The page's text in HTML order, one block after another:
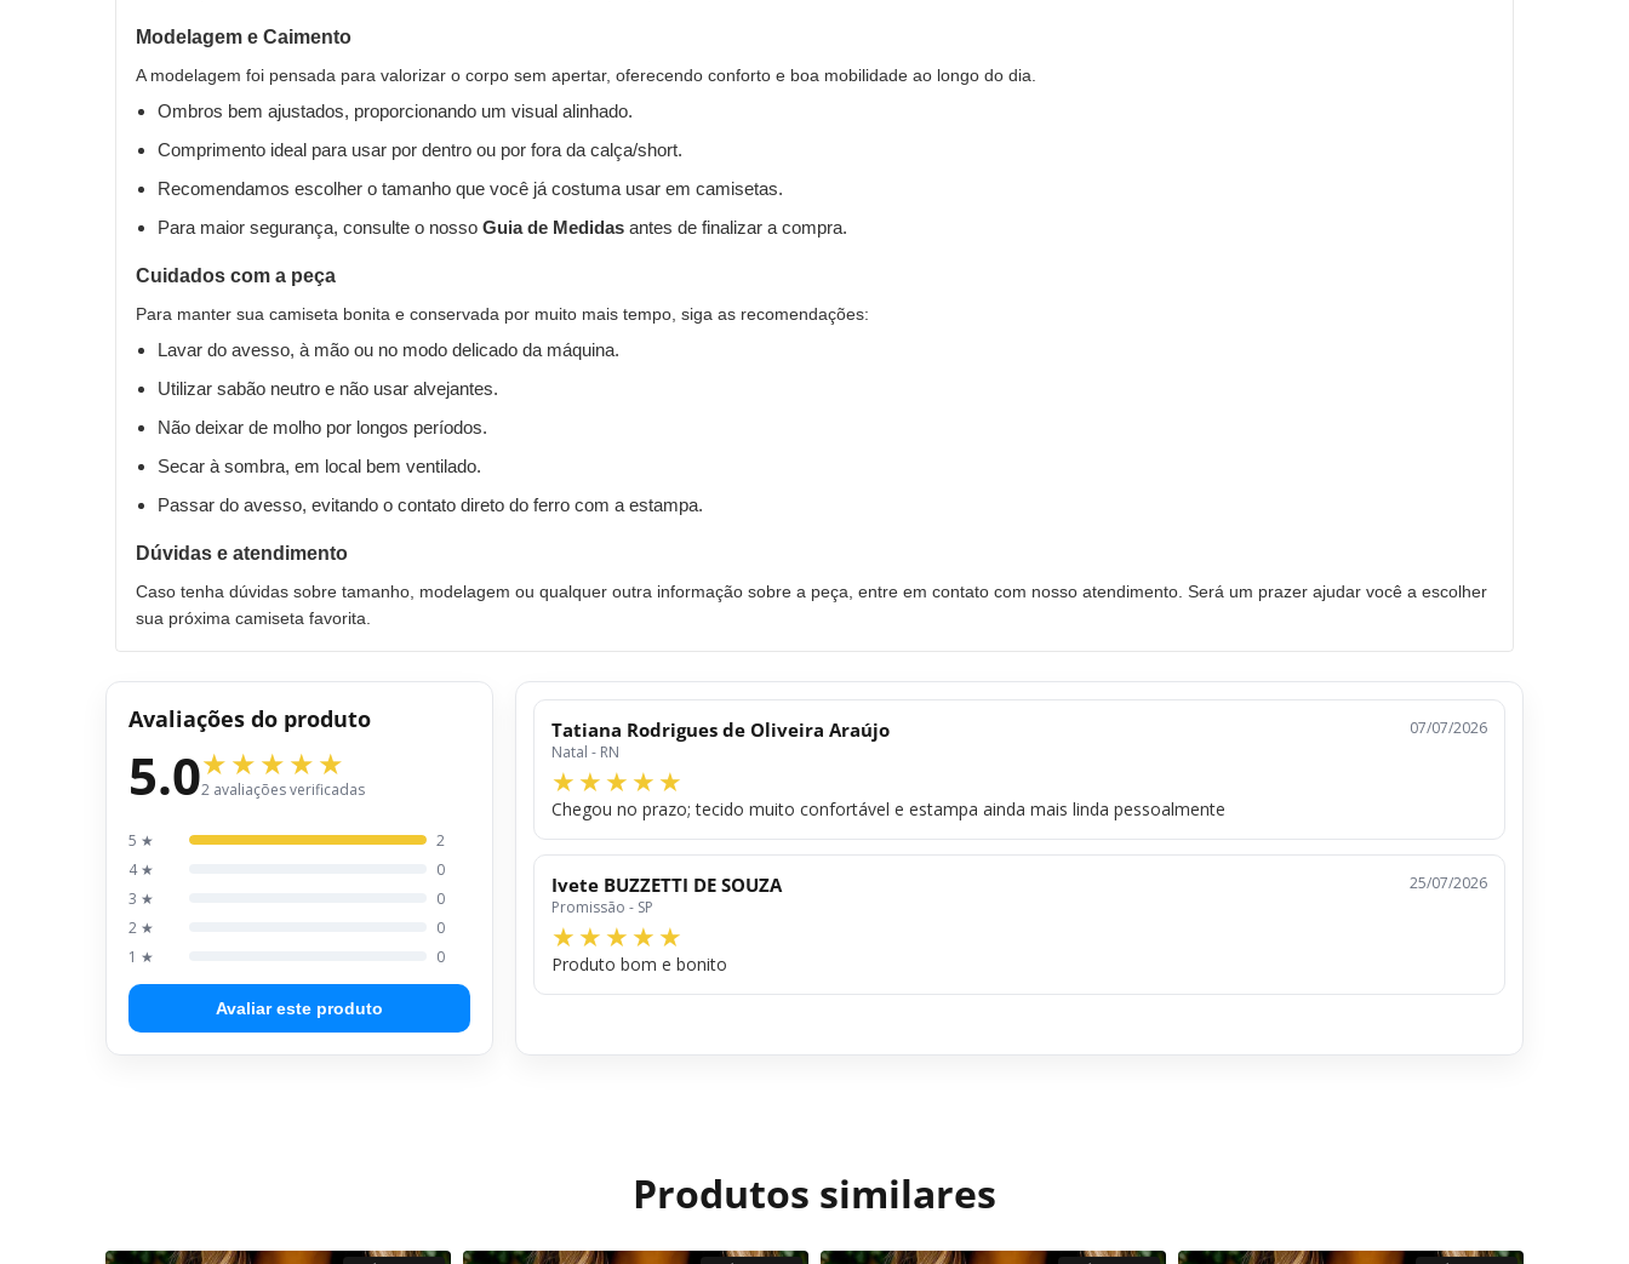
Modelagem e Caimento
A modelagem foi pensada para valorizar o corpo sem apertar, oferecendo conforto e boa mobilidade ao longo do dia.
Ombros bem ajustados, proporcionando um visual alinhado.
Comprimento ideal para usar por dentro ou por fora da calça/short.
Recomendamos escolher o tamanho que você já costuma usar em camisetas.
Para maior segurança, consulte o nosso Guia de Medidas antes de finalizar a compra.
Cuidados com a peça
Para manter sua camiseta bonita e conservada por muito mais tempo, siga as recomendações:
Lavar do avesso, à mão ou no modo delicado da máquina.
Utilizar sabão neutro e não usar alvejantes.
Não deixar de molho por longos períodos.
Secar à sombra, em local bem ventilado.
Passar do avesso, evitando o contato direto do ferro com a estampa.
Dúvidas e atendimento
Caso tenha dúvidas sobre tamanho, modelagem ou qualquer outra informação sobre a peça, entre em contato com nosso atendimento. Será um prazer ajudar você a escolher
sua próxima camiseta favorita.
Avaliações do produto
5.02 avaliações verificadas
5 ★
2
4 ★
0
3 ★
0
2 ★
0
1 ★
0
Avaliar este produto
Tatiana Rodrigues de Oliveira Araújo
Natal - RN
07/07/2026
Chegou no prazo; tecido muito confortável e estampa ainda mais linda pessoalmente
Ivete BUZZETTI DE SOUZA
Promissão - SP
25/07/2026
Produto bom e bonito
Produtos similares